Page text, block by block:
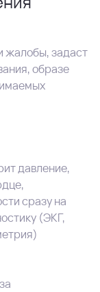
жалобы, задаст
образе
давление,
сразу на
(ЭКГ,